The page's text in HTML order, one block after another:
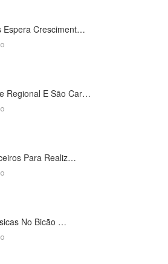
Espera Cresciment…
Regional E São Car…
Para Realiz…
No Bicão …